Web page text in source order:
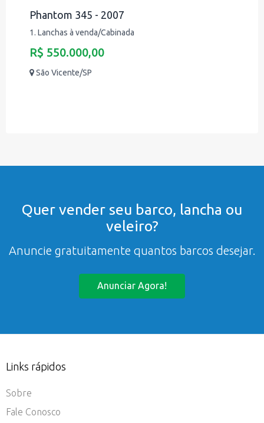
Phantom 345 - 2007
1. Lanchas à venda/Cabinada
R$ 550.000,00
São Vicente/SP
Quer vender seu barco, lancha ou
veleiro?
Anuncie gratuitamente quantos barcos desejar.
Anunciar Agora!
Links rápidos
Sobre
Fale Conosco